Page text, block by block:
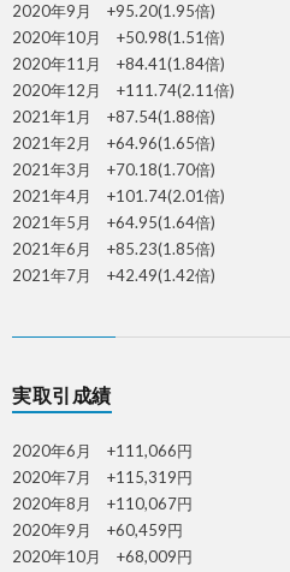
2020年9月 +95.20(1.95倍)
2020年10月 +50.98(1.51倍)
2020年11月 +84.41(1.84倍)
2020年12月 +111.74(2.11倍)
2021年1月 +87.54(1.88倍)
2021年2月 +64.96(1.65倍)
2021年3月 +70.18(1.70倍)
2021年4月 +101.74(2.01倍)
2021年5月 +64.95(1.64倍)
2021年6月 +85.23(1.85倍)
2021年7月 +42.49(1.42倍)
実取引成績
2020年6月 +111,066円
2020年7月 +115,319円
2020年8月 +110,067円
2020年9月 +60,459円
2020年10月 +68,009円